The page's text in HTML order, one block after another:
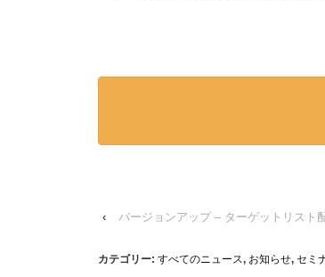
‹ バージョンアップ – ターゲットリスト
カテゴリー: すべてのニュース, お知らせ, セミ